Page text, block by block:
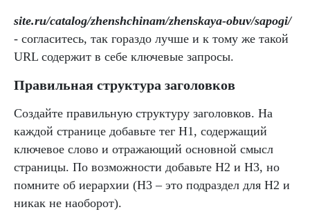
site.ru/catalog/zhenshchinam/zhenskaya-obuv/sapogi/
- согласитесь, так гораздо лучше и к тому же такой
URL содержит в себе ключевые запросы.
Правильная структура заголовков
Создайте правильную структуру заголовков. На
каждой странице добавьте тег H1, содержащий
ключевое слово и отражающий основной смысл
страницы. По возможности добавьте H2 и H3, но
помните об иерархии (H3 – это подраздел для H2 и
никак не наоборот).